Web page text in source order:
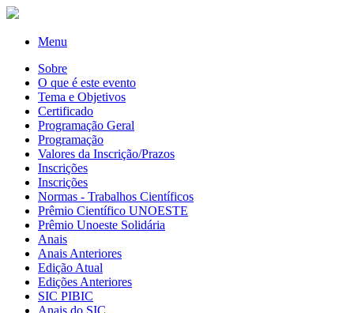
Menu
Sobre
O que é este evento
Tema e Objetivos
Certificado
Programação Geral
Programação
Valores da Inscrição/Prazos
Inscrições
Inscrições
Normas - Trabalhos Científicos
Prêmio Científico UNOESTE
Prêmio Unoeste Solidária
Anais
Anais Anteriores
Edição Atual
Edições Anteriores
SIC PIBIC
Anais do SIC